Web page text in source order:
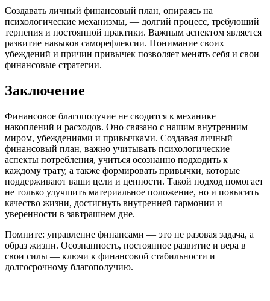
Создавать личный финансовый план, опираясь на
психологические механизмы, — долгий процесс, требующий
терпения и постоянной практики. Важным аспектом является
развитие навыков саморефлексии. Понимание своих
убеждений и причин привычек позволяет менять себя и свои
финансовые стратегии.
Заключение
Финансовое благополучие не сводится к механике
накоплений и расходов. Оно связано с нашим внутренним
миром, убеждениями и привычками. Создавая личный
финансовый план, важно учитывать психологические
аспекты потребления, учиться осознанно подходить к
каждому трату, а также формировать привычки, которые
поддерживают ваши цели и ценности. Такой подход помогает
не только улучшить материальное положение, но и повысить
качество жизни, достигнуть внутренней гармонии и
уверенности в завтрашнем дне.
Помните: управление финансами — это не разовая задача, а
образ жизни. Осознанность, постоянное развитие и вера в
свои силы — ключи к финансовой стабильности и
долгосрочному благополучию.